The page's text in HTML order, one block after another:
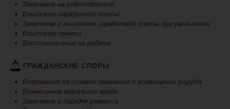
Заявление на работодателя
Взыскание заработной платы
Заявление о взыскании заработной платы при увольнении
Взыскание премии
Восстановление на работе
ГРАЖДАНСКИЕ СПОРЫ
Возражение на исковое заявление о возмещении ущерба
Возмещение моральное вреда
Заявление в порядке регресса